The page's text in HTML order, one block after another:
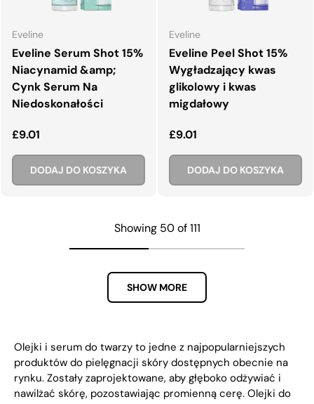
Eveline
Eveline Serum Shot 15%
Niacynamid &amp;
Cynk Serum Na
Niedoskonałości
Normalna cena
£9.01
DODAJ DO KOSZYKA
Eveline
Eveline Peel Shot 15%
Wygładzający kwas
glikolowy i kwas
migdałowy
Normalna cena
£9.01
DODAJ DO KOSZYKA
Showing 50 of 111
SHOW MORE
Olejki i serum do twarzy to jedne z najpopularniejszych
produktów do pielęgnacji skóry dostępnych obecnie na
rynku. Zostały zaprojektowane, aby głęboko odżywiać i
nawilżać skórę, pozostawiając promienną cerę. Olejki do